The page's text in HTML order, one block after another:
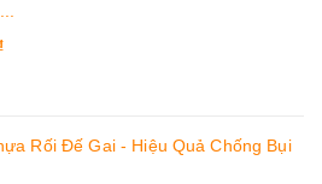
Rối Đế Gai - Hiệu Quả Chống Bụi